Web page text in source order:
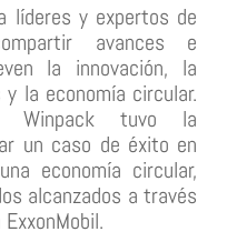
líderes y expertos de
avances e
la innovación, la
la economía circular.
Winpack tuvo la
un caso de éxito en
economía circular,
alcanzados a través